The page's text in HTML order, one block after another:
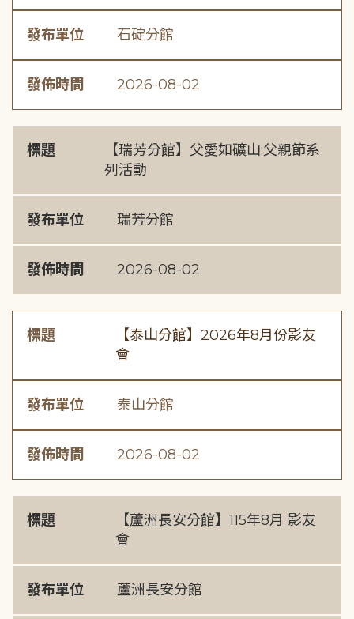
發布單位 石碇分館
發佈時間 2026-08-02
標題
【瑞芳分館】父愛如礦山:父親節系
列活動
發布單位 瑞芳分館
發佈時間 2026-08-02
標題
【泰山分館】2026年8月份影友
會
發布單位 泰山分館
發佈時間 2026-08-02
標題
【蘆洲長安分館】115年8月 影友
會
發布單位 蘆洲長安分館